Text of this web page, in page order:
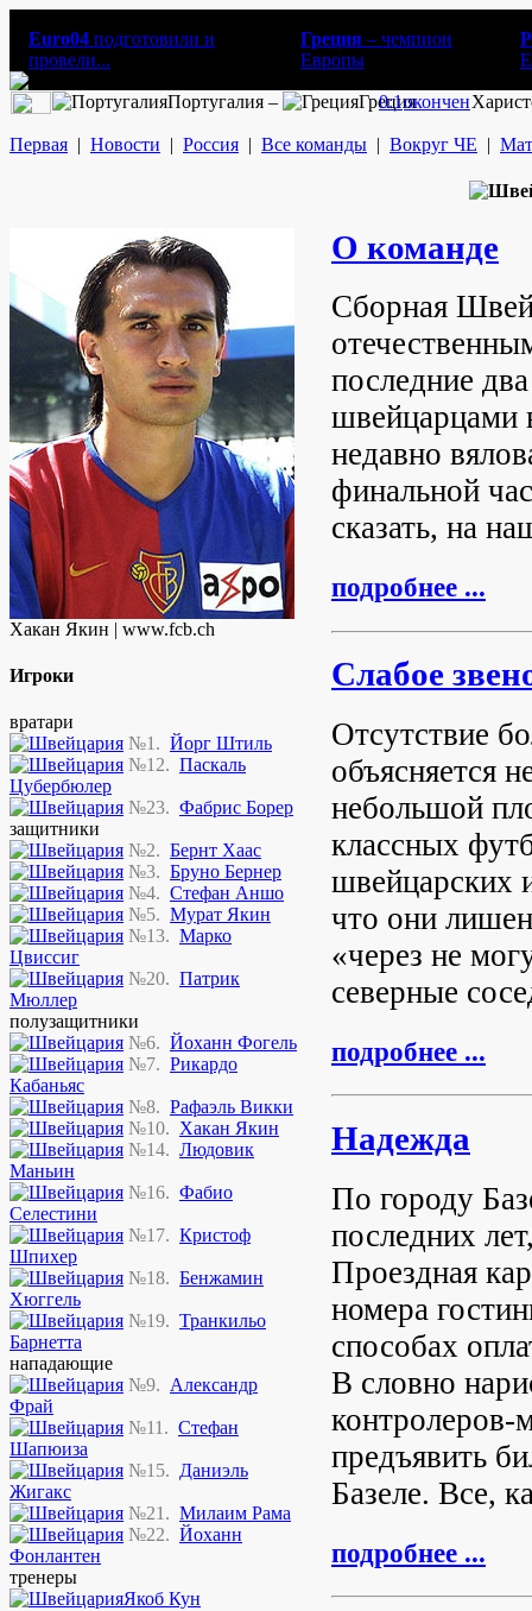
Euro04 подготовили и
провели...
Греция – чемпион
Европы
Португалия – Греция
0:1окончен
Первая | Новости | Россия | Все команды | Вокруг ЧЕ |
Хакан Якин | www.fcb.ch
Игроки
вратари
№1. Йорг Штиль
№12. Паскаль
Цубербюлер
№23. Фабрис Борер
защитники
№2. Бернт Хаас
№3. Бруно Бернер
№4. Стефан Аншо
№5. Мурат Якин
№13. Марко
Цвиссиг
№20. Патрик
Мюллер
полузащитники
№6. Йоханн Фогель
№7. Рикардо
Кабаньяс
№8. Рафаэль Викки
№10. Хакан Якин
№14. Людовик
Маньин
№16. Фабио
Селестини
№17. Кристоф
Шпихер
№18. Бенжамин
Хюггель
№19. Транкильо
Барнетта
нападающие
№9. Александр
Фрай
№11. Стефан
Шапюиза
№15. Даниэль
Жигакс
№21. Милаим Рама
№22. Йоханн
Фонлантен
тренеры
Якоб Кун
О команде
Сборная
последние
швейцарцами
недавно
финальной
сказать, на
подробнее ...
Слабое
Отсутствие
объясняется
небольшой
классных
швейцарских
что они
«через не
северные
подробнее ...
Надежда
По городу
последних
Проездная
номера
способах
В словно
предъявить
Базеле. Все,
подробнее ...